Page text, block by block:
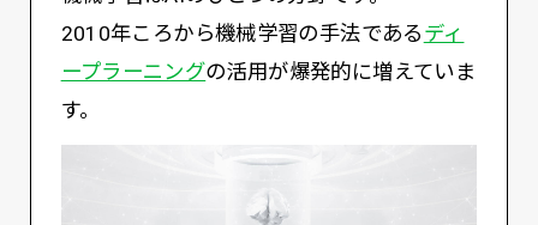
2010年ころから機械学習の手法である ディ
ープラーニングの活用が爆発的に増えていま
す。